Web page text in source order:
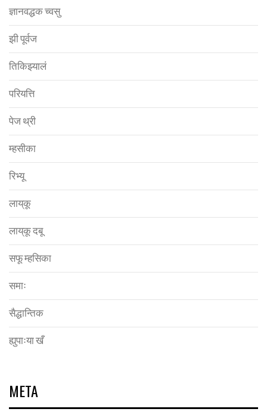
ज्ञानवद्धक च्वसु
झी पूर्वज
तिकिझ्यालं
परियत्ति
पेज थ्री
म्हसीका
रिभ्यू
लाय्‌कू
लाय्‌कू दबू
सफू म्हसिका
समाः
सैद्धान्तिक
ह्युपाःया खँ
META